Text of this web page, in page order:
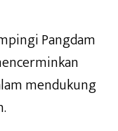
Pangdam
mendukung